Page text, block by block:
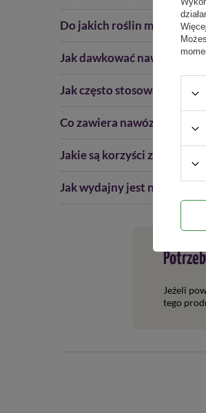
Do jakich roślin można
Jak dawkować nawóz
Jak często stosować nawóz
Co zawiera nawóz Zielone
Jakie są korzyści ze
Jak wydajny jest nawóz
Jeżeli
tego